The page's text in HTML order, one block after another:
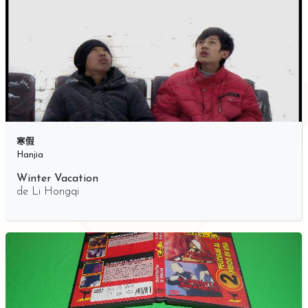
寒假
Hanjia
Winter Vacation
de Li Hongqi